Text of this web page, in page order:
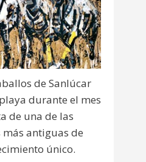
de Sanlúcar
durante el mes
de una de las
antiguas de
único.